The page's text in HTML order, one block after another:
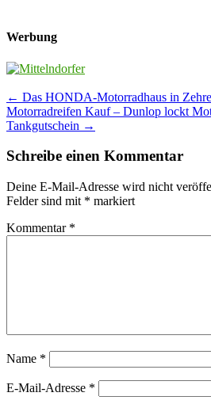
Werbung
Post
navigation
← Das HONDA-Motorradhaus in
Motorradreifen Kauf – Dunlop lockt
Tankgutschein →
Schreibe einen Kommentar
Deine E-Mail-Adresse wird nicht
Felder sind mit * markiert
Kommentar *
Name *
E-Mail-Adresse *